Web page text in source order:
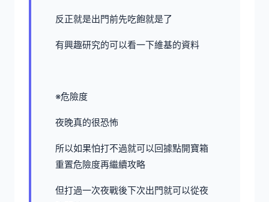
反正就是出門前先吃飽就是了
有興趣研究的可以看一下維基的資料
※危險度
夜晚真的很恐怖
所以如果怕打不過就可以回據點開寶箱
重置危險度再繼續攻略
但打過一次夜戰後下次出門就可以從夜